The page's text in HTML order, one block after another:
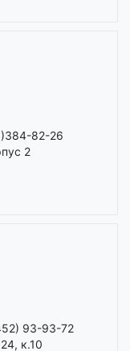
82-26
2
93-93-72
к.10